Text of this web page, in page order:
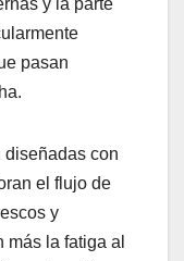
y la parte
pasan
con
el flujo de
y
la fatiga al